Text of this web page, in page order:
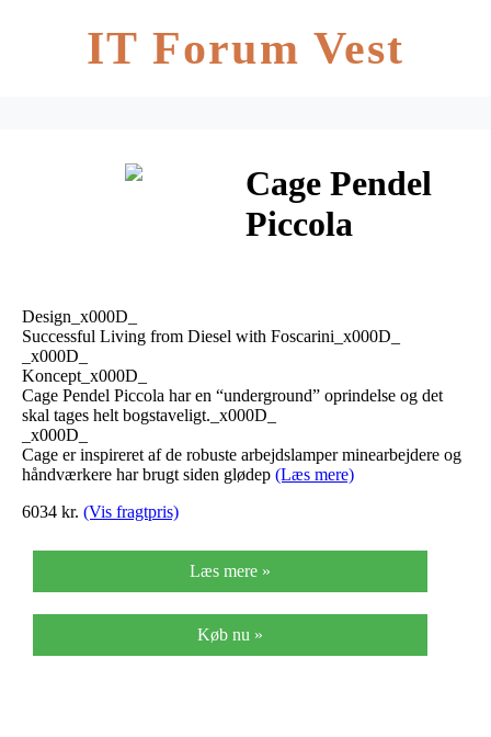
IT Forum Vest
Cage Pendel
Piccola
Foscarini
Design_x000D_
Successful Living from Diesel with Foscarini_x000D_
_x000D_
Koncept_x000D_
Cage Pendel Piccola har en “underground” oprindelse og det
skal tages helt bogstaveligt._x000D_
_x000D_
Cage er inspireret af de robuste arbejdslamper minearbejdere og
håndværkere har brugt siden glødep (Læs mere)
6034 kr. (Vis fragtpris)
Læs mere »
Køb nu »